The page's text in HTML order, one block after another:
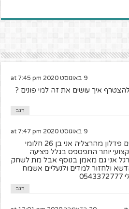
9 באוגוסט 2020 at 7:45 pm
איך עושים את זה למי פונים ?
הגב
9 באוגוסט 2020 at 7:47 pm
שלום אני ניסים פדלון מהרצליה אני בן 26 חלומי
יותר התפספס בגלל פציעה
אני גם מאמן בנוסף אבל מת לשחק
ולחזור למדים ולנעליים אשמח
הגב